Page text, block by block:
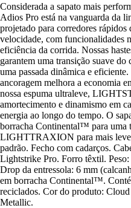
Considerada a sapato mais
Adios Pro está na vanguarda da
projetado para corredores rápidos
velocidade, com funcionalidades
eficiência da corrida. Nossas
garantem uma transição suave do
uma passada dinâmica e
ancoragem melhora a economia
nossa espuma ultraleve,
amortecimento e dinamismo em
energia ao longo do tempo. O
borracha Continental™ para uma
LIGHTTRAXION para mais
padrão. Fecho com cadarços.
Lightstrike Pro. Forro têxtil.
Drop da entressola: 6 mm
em borracha Continental™.
reciclados. Cor do produto:
Metallic.